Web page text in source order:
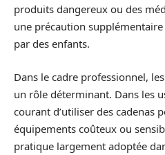
produits dangereux ou des
une précaution supplémentaire
par des enfants.
Dans le cadre professionnel,
un rôle déterminant. Dans les
courant d’utiliser des cadenas
équipements coûteux ou
pratique largement adoptée